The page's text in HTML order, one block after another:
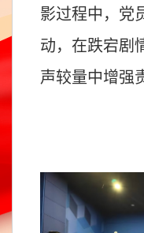
影过程中，党
动，在跌宕剧
声较量中增强